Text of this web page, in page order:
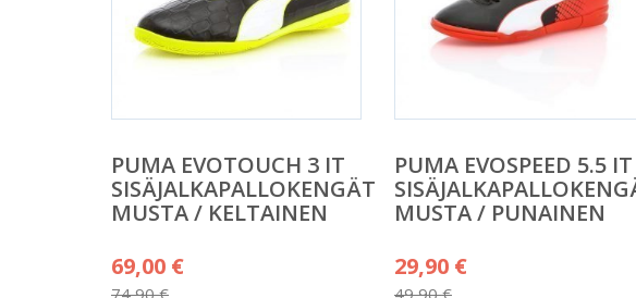
PUMA EVOTOUCH 3 IT
SISÄJALKAPALLOKENGÄT
MUSTA / KELTAINEN
Alkuperäinen
69,00 €
PUMA EVOSPEED 5.5 IT
MUSTA / PUNAINEN
Alkuperäinen
29,90 €